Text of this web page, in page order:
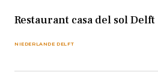
Restaurant casa del sol Delft
NIEDERLANDE DELFT